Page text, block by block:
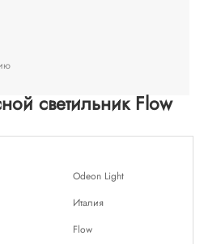
светильник Flow
Odeon Light
Италия
Flow